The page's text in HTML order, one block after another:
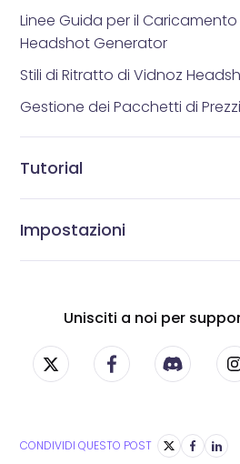
Linee Guida per il
Headshot Generator
Stili di Ritratto di Vidnoz
Gestione dei Pacchetti di Prezzi
Tutorial
Impostazioni
Unisciti a noi per
CONDIVIDI QUESTO POST